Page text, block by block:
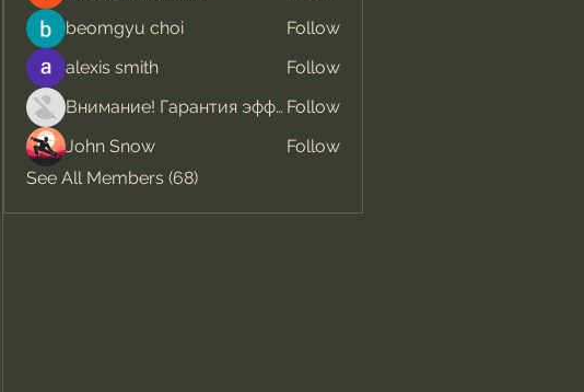
beomgyu choi
Follow
alexis smith
Follow
Внимание! Гарантия эффекта Follow
John Snow
Follow
See All Members (68)